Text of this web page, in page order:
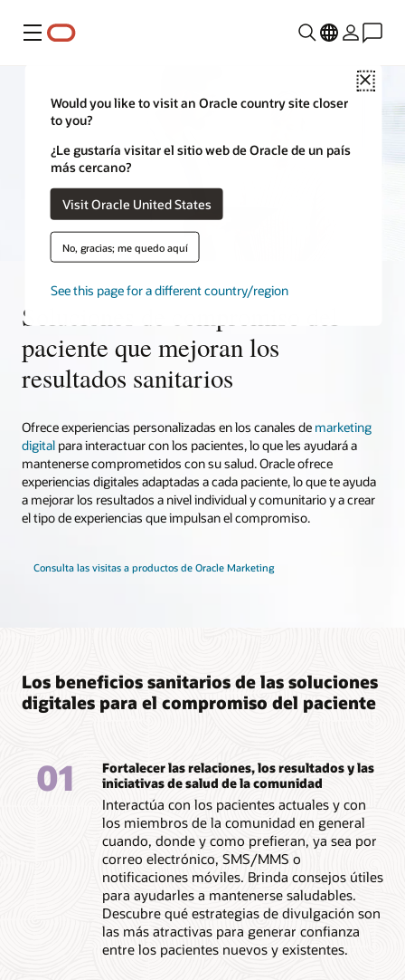
Menú
Close
Would you like to visit an Oracle country site closer
to you?
¿Le gustaría visitar el sitio web de Oracle de un país
más cercano?
Visit Oracle United States
No, gracias; me quedo aquí
See this page for a different country/region
Soluciones de compromiso del
paciente que mejoran los
resultados sanitarios
Ofrece experiencias personalizadas en los canales de marketing
digital para interactuar con los pacientes, lo que les ayudará a
mantenerse comprometidos con su salud. Oracle ofrece
experiencias digitales adaptadas a cada paciente, lo que te ayuda
a mejorar los resultados a nivel individual y comunitario y a crear
el tipo de experiencias que impulsan el compromiso.
Consulta las visitas a productos de Oracle Marketing
Los beneficios sanitarios de las soluciones
digitales para el compromiso del paciente
01
Fortalecer las relaciones, los resultados y las
iniciativas de salud de la comunidad
Interactúa con los pacientes actuales y con
los miembros de la comunidad en general
cuando, donde y como prefieran, ya sea por
correo electrónico, SMS/MMS o
notificaciones móviles. Brinda consejos útiles
para ayudarles a mantenerse saludables.
Descubre qué estrategias de divulgación son
las más atractivas para generar confianza
entre los pacientes nuevos y existentes.